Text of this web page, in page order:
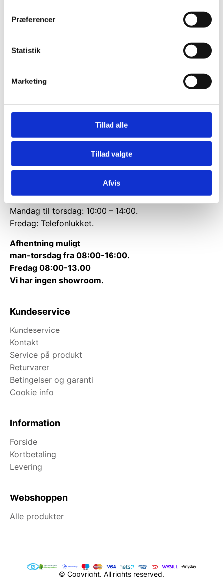
Præferencer
Statistik
Marketing
Tillad alle
Tillad valgte
Afvis
Wallshop.dk
Rømersvej 33
CVR: 38952986
Tlf.71 99 30 98
Mandag til torsdag: 10:00 – 14:00.
Fredag: Telefonlukket.
Afhentning muligt
man-torsdag fra 08:00-16:00.
Fredag 08:00-13.00
Vi har ingen showroom.
Kundeservice
Kundeservice
Kontakt
Service på produkt
Returvarer
Betingelser og garanti
Cookie info
Information
Forside
Kortbetaling
Levering
Webshoppen
Alle produkter
© Copyright. All rights reserved.